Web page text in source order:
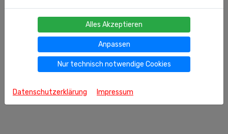
Ähnliche Produkte
Schlüsselanhänger "Matröschka"
€ 5,00
Alles Akzeptieren
Anpassen
Nur technisch notwendige Cookies
Datenschutzerklärung Impressum